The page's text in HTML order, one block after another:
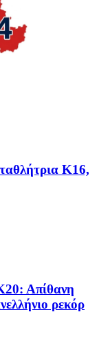
Κ16,
Απίθανη
ρεκόρ